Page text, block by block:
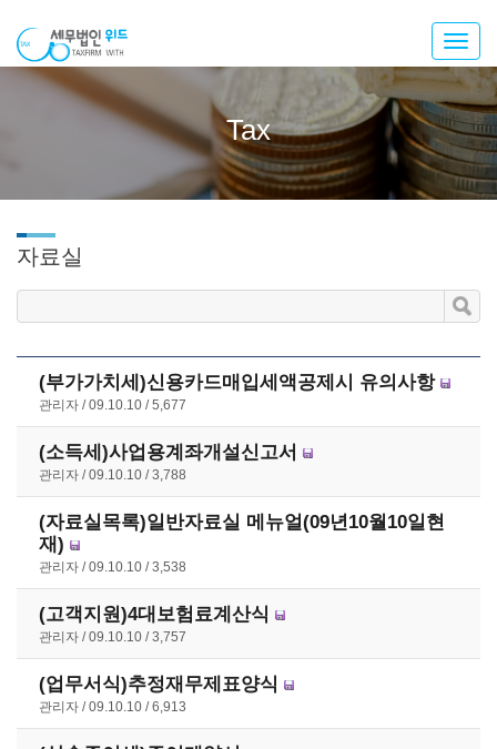
Tax
자료실
(부가가치세)신용카드매입세액공제시 유의사항
관리자 09.10.10 5,677
(소득세)사업용계좌개설신고서
관리자 09.10.10 3,788
(자료실목록)일반자료실 메뉴얼(09년10월10일현
재)
관리자 09.10.10 3,538
(고객지원)4대보험료계산식
관리자 09.10.10 3,757
(업무서식)추정재무제표양식
관리자 09.10.10 6,913